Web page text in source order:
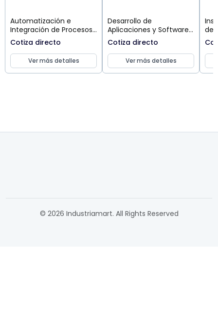
Automatización e
Integración de Procesos
Industriales
Cotiza directo
Ver más detalles
Desarrollo de
Aplicaciones y Software
a la Medida
Cotiza directo
Ver más detalles
de
© 2026 Industriamart. All Rights Reserved